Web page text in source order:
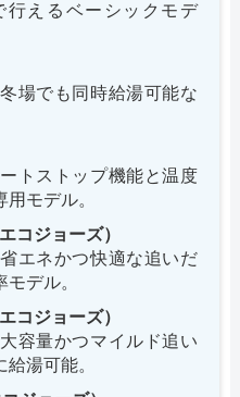
行えるベーシックモデ
場でも同時給湯可能な
トストップ機能と温度
モデル。
コジョーズ）
エネかつ快適な追いだ
デル。
コジョーズ）
容量かつマイルド追い
湯可能。